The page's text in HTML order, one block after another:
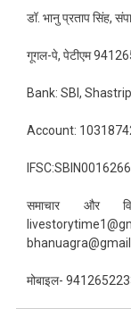
डॉ. भानु प्रताप सिंह,
गूगल-पे, पेटीएम
Bank: SBI,
Account:
IFSC:SBIN0016266
समाचार और
मोबाइल-